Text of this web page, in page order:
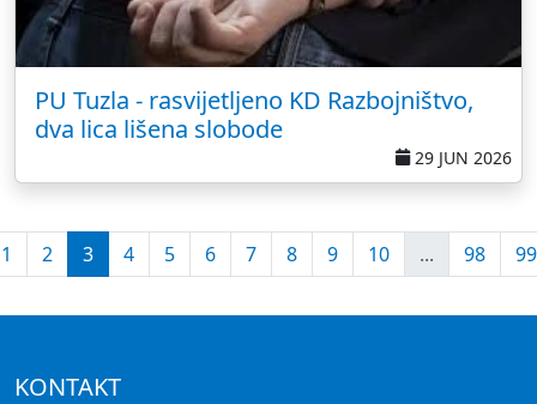
PU Tuzla - rasvijetljeno KD Razbojništvo,
dva lica lišena slobode
29 JUN 2026
1 2 3 4 5 6 7 8 9 10 ... 98 99
KONTAKT